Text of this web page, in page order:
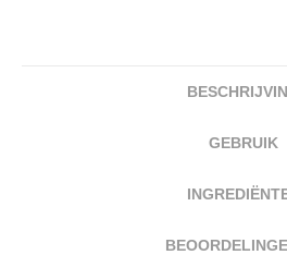
GEBRUIK